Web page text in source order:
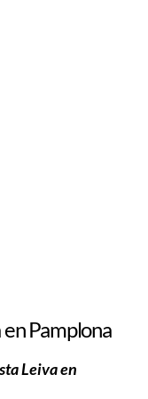
Pamplona
Leiva en